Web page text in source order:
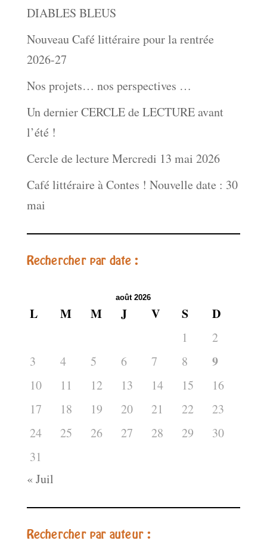
DIABLES BLEUS
Nouveau Café littéraire pour la rentrée
2026-27
Nos projets… nos perspectives …
Un dernier CERCLE de LECTURE avant
l’été !
Cercle de lecture Mercredi 13 mai 2026
Café littéraire à Contes ! Nouvelle date : 30
mai
Rechercher par date :
août 2026
L M M J V S D
1
2
3
4 5 6 7 8 9
10 11 12 13 14 15
16
17
18 19 20 21 22
23
24
25 26 27 28 29
30
31
« Juil
Rechercher par auteur :